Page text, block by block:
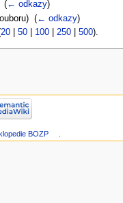
(← odkazy)
(← odkazy)
20| 50| 100| 250| 500).
BOZP